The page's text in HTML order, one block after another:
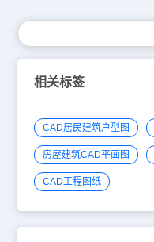
相关标签
CAD居民建筑户型图
房屋建筑CAD平面图
CAD工程图纸